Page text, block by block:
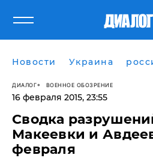
Новости Украина
ДИАЛОГ ВОЕННОЕ ОБОЗРЕНИЕ
16 февраля 2015, 23:55
Сводка
Макеевки и
февраля